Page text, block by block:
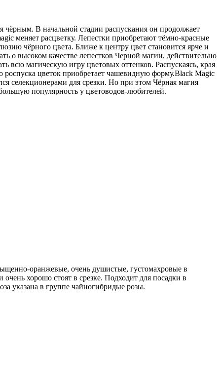
чёрным. В начальной стадии распускания он продолжает
меняет расцветку. Лепестки приобретают тёмно-красные
чёрного цвета. Ближе к центру цвет становится ярче и
о высоком качестве лепестков Черной магии, действительно
магическую игру цветовых оттенков. Распускаясь, края
роспуска цветок приобретает чашевидную форму.Black Magic
селекционерами для срезки. Но при этом Чёрная магия
популярность у цветоводов-любителей.
оранжевые, очень душистые, густомахровые в
хорошо стоят в срезке. Подходит для посадки в
указана в группе чайногибридые розы.